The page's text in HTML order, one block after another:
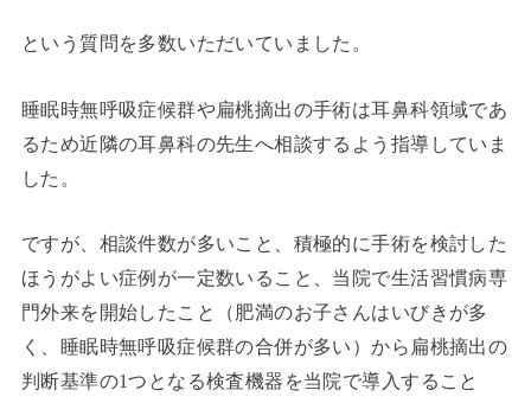
という質問を多数いただいていました。
睡眠時無呼吸症候群や扁桃摘出の手術は耳鼻科領域であ
るため近隣の耳鼻科の先生へ相談するよう指導していま
した。
ですが、相談件数が多いこと、積極的に手術を検討した
ほうがよい症例が一定数いること、当院で生活習慣病専
門外来を開始したこと（肥満のお子さんはいびきが多
く、睡眠時無呼吸症候群の合併が多い）から扁桃摘出の
判断基準の1つとなる検査機器を当院で導入すること